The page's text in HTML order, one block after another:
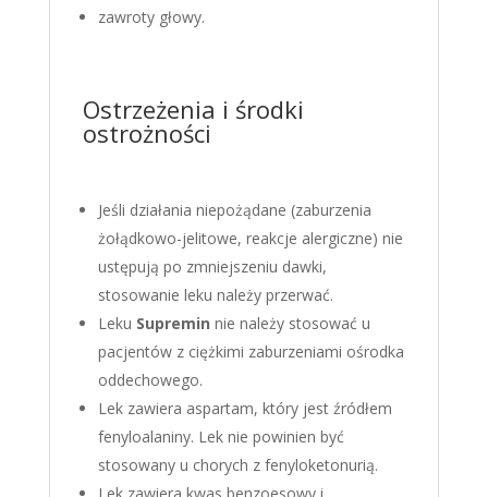
zawroty głowy.
Ostrzeżenia i środki
ostrożności
Jeśli działania niepożądane (zaburzenia
żołądkowo-jelitowe, reakcje alergiczne) nie
ustępują po zmniejszeniu dawki,
stosowanie leku należy przerwać.
Leku Supremin nie należy stosować u
pacjentów z ciężkimi zaburzeniami ośrodka
oddechowego.
Lek zawiera aspartam, który jest źródłem
fenyloalaniny. Lek nie powinien być
stosowany u chorych z fenyloketonurią.